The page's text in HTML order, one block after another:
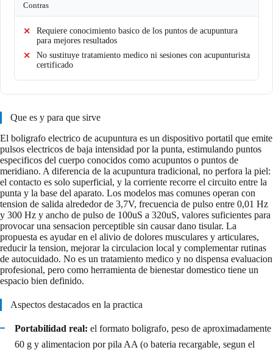
Contras
Requiere conocimiento basico de los puntos de acupuntura
para mejores resultados
No sustituye tratamiento medico ni sesiones con acupunturista
certificado
Que es y para que sirve
El boligrafo electrico de acupuntura es un dispositivo portatil que emite
pulsos electricos de baja intensidad por la punta, estimulando puntos
especificos del cuerpo conocidos como acupuntos o puntos de
meridiano. A diferencia de la acupuntura tradicional, no perfora la piel:
el contacto es solo superficial, y la corriente recorre el circuito entre la
punta y la base del aparato. Los modelos mas comunes operan con
tension de salida alrededor de 3,7V, frecuencia de pulso entre 0,01 Hz
y 300 Hz y ancho de pulso de 100uS a 320uS, valores suficientes para
provocar una sensacion perceptible sin causar dano tisular. La
propuesta es ayudar en el alivio de dolores musculares y articulares,
reducir la tension, mejorar la circulacion local y complementar rutinas
de autocuidado. No es un tratamiento medico y no dispensa evaluacion
profesional, pero como herramienta de bienestar domestico tiene un
espacio bien definido.
Aspectos destacados en la practica
Portabilidad real: el formato boligrafo, peso de aproximadamente
60 g y alimentacion por pila AA (o bateria recargable, segun el